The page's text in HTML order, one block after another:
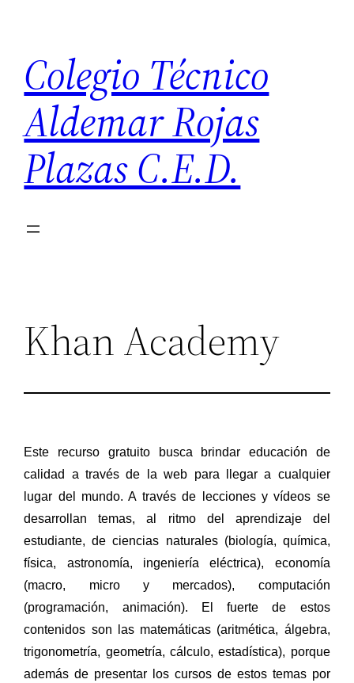
contenido
Colegio Técnico
Aldemar Rojas
Plazas C.E.D.
Khan Academy
Este recurso gratuito busca brindar educación de
calidad a través de la web para llegar a cualquier
lugar del mundo. A través de lecciones y vídeos se
desarrollan temas, al ritmo del aprendizaje del
estudiante, de ciencias naturales (biología, química,
física, astronomía, ingeniería eléctrica), economía
(macro, micro y mercados), computación
(programación, animación). El fuerte de estos
contenidos son las matemáticas (aritmética, álgebra,
trigonometría, geometría, cálculo, estadística), porque
además de presentar los cursos de estos temas por